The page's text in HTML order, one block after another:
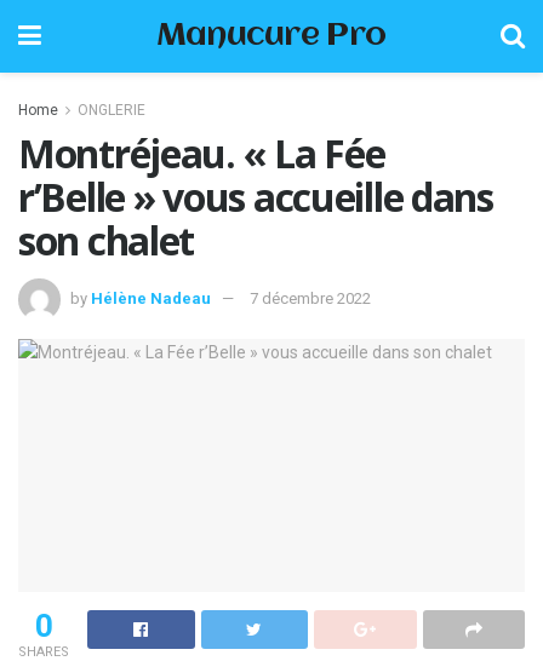
Manucure Pro
Home ONGLERIE
Montréjeau. « La Fée
r’Belle » vous accueille dans
son chalet
by Hélène Nadeau 7 décembre 2022
0
SHARES